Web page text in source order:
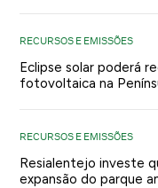
RECURSOS E EMISSÕES
Eclipse solar poderá
fotovoltaica na
RECURSOS E EMISSÕES
Resialentejo investe
expansão do parque